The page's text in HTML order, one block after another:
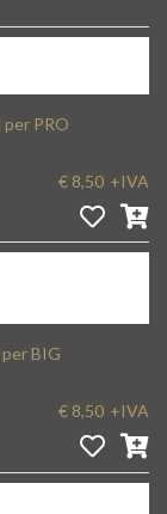
PRO
€ 8,50 +IVA
BIG
€ 8,50 +IVA